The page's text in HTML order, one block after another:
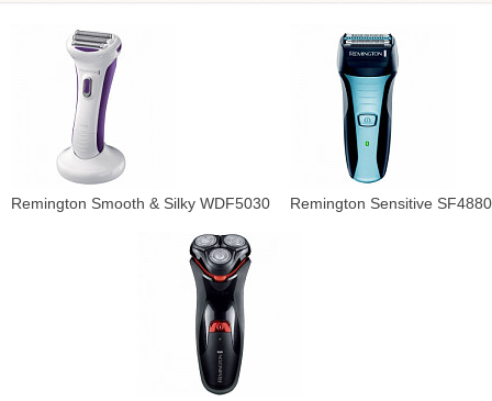
Remington Smooth & Silky WDF5030 Remington Sensitive SF4880